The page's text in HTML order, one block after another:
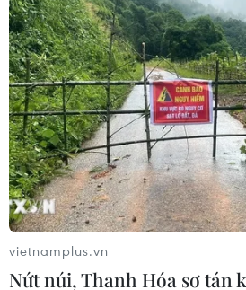
2 tỷ người sẽ sống trong
độ nguy hiểm vào cuối
23/05/2023 13:11
Theo nghiên cứu mới, việc hạn
thấp hơn 1,5 độ C so với thời kỳ
khiến 400 triệu người phải đối
hiểm vào cuối thế kỷ này.
vietnamplus.vn
Nứt núi, Thanh Hóa sơ tán